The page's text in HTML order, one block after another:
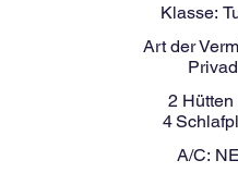
Klasse:
Art der
2 Hütten
4
A/C: